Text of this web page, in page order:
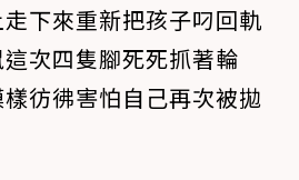
下來重新把孩子叼回軌
次四隻腳死死抓著輪
彷彿害怕自己再次被拋